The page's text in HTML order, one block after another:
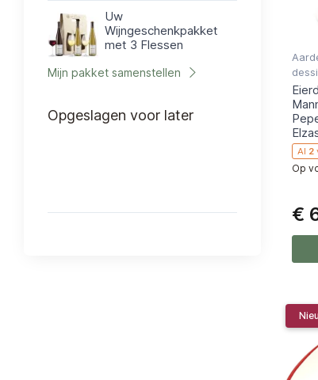
Uw
Wijngeschenkpakket
met 3 Flessen
Mijn pakket samenstellen
Opgeslagen voor later
Al 2
Op
€
1